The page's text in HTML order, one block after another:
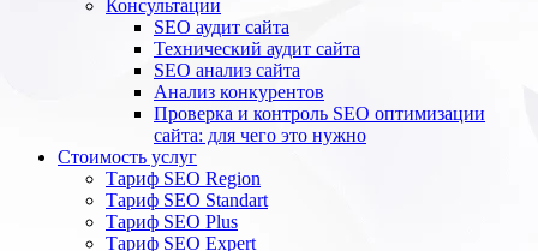
Консультации
SEO аудит сайта
Технический аудит сайта
SEO анализ сайта
Анализ конкурентов
Проверка и контроль SEO оптимизации
сайта: для чего это нужно
Стоимость услуг
Тариф SEO Region
Тариф SEO Standart
Тариф SEO Plus
Тариф SEO Expert